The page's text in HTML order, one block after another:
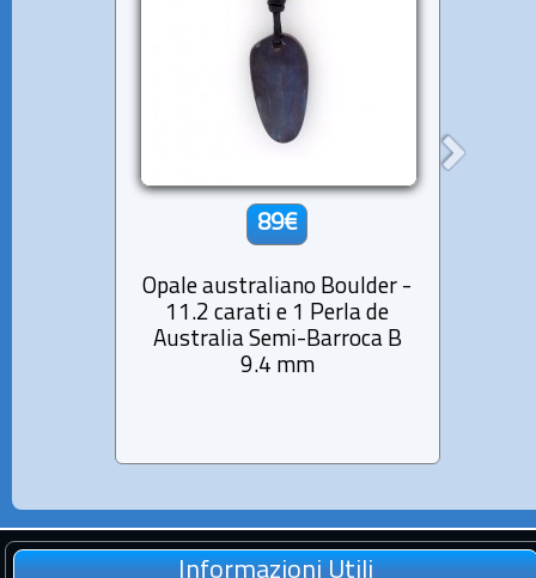
89€
Opale australiano Boulder -
11.2 carati e 1 Perla de
Australia Semi-Barroca B
9.4 mm
Informazioni Utili